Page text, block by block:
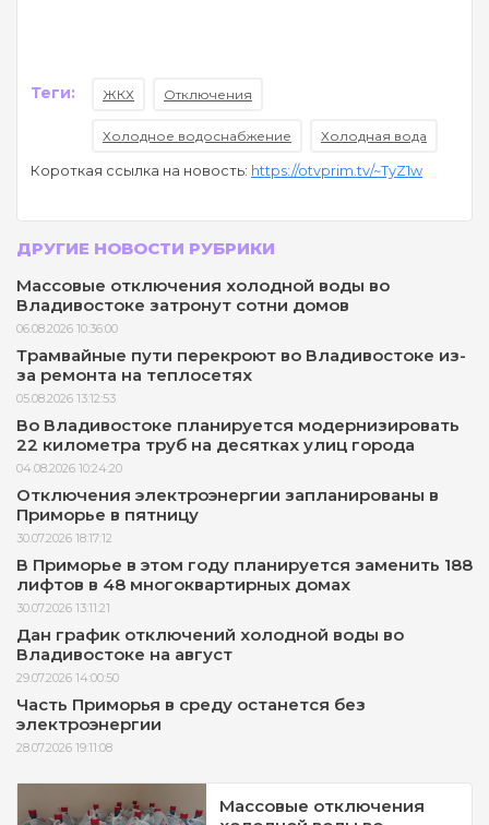
Теги: ЖКХ Отключения
Холодное водоснабжение Холодная вода
Короткая ссылка на новость: https://otvprim.tv/~TyZ1w
ДРУГИЕ НОВОСТИ РУБРИКИ
Массовые отключения холодной воды во
Владивостоке затронут сотни домов
06.08.2026 10:36:00
Трамвайные пути перекроют во Владивостоке из-
за ремонта на теплосетях
05.08.2026 13:12:53
Во Владивостоке планируется модернизировать
22 километра труб на десятках улиц города
04.08.2026 10:24:20
Отключения электроэнергии запланированы в
Приморье в пятницу
30.07.2026 18:17:12
В Приморье в этом году планируется заменить 188
лифтов в 48 многоквартирных домах
30.07.2026 13:11:21
Дан график отключений холодной воды во
Владивостоке на август
29.07.2026 14:00:50
Часть Приморья в среду останется без
электроэнергии
28.07.2026 19:11:08
Массовые отключения